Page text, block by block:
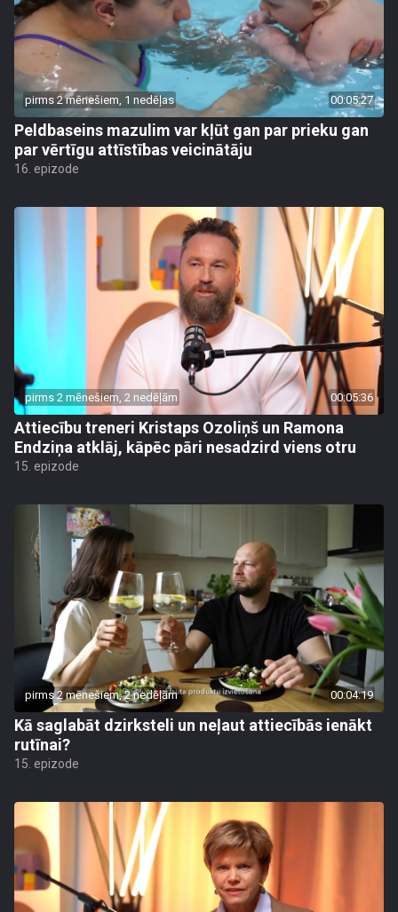
pirms 2 mēnešiem, 1 nedēļas 00:05:27
Peldbaseins mazulim var kļūt gan par prieku gan
par vērtīgu attīstības veicinātāju
16. epizode
pirms 2 mēnešiem, 2 nedēļām 00:05:36
Attiecību treneri Kristaps Ozoliņš un Ramona
Endziņa atklāj, kāpēc pāri nesadzird viens otru
15. epizode
pirms 2 mēnešiem, 2 nedēļām 00:04:19
Kā saglabāt dzirksteli un neļaut attiecībās ienākt
rutīnai?
15. epizode